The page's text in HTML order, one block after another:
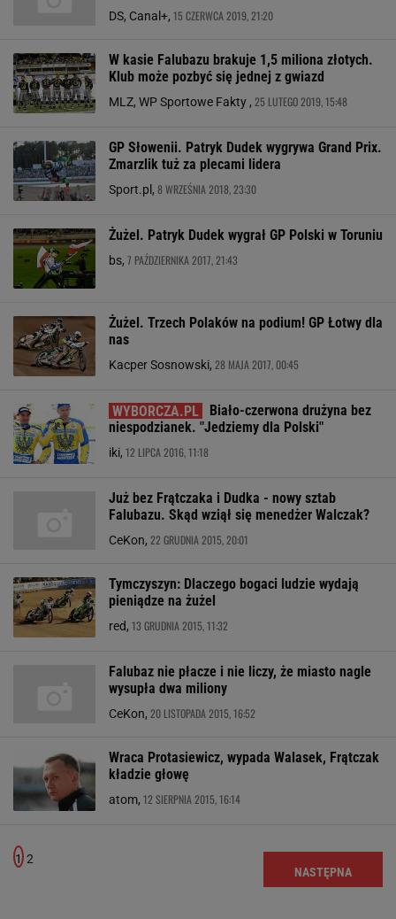
DS, Canal+, 15 CZERWCA 2019, 21:20
W kasie Falubazu brakuje 1,5 miliona złotych.
Klub może pozbyć się jednej z gwiazd
MLZ, WP Sportowe Fakty , 25 LUTEGO 2019, 15:48
GP Słowenii. Patryk Dudek wygrywa Grand Prix.
Zmarzlik tuż za plecami lidera
Sport.pl, 8 WRZEŚNIA 2018, 23:30
Żużel. Patryk Dudek wygrał GP Polski w Toruniu
bs, 7 PAŹDZIERNIKA 2017, 21:43
Żużel. Trzech Polaków na podium! GP Łotwy dla
nas
Kacper Sosnowski, 28 MAJA 2017, 00:45
Biało-czerwona drużyna bez
niespodzianek. "Jedziemy dla Polski"
iki, 12 LIPCA 2016, 11:18
Już bez Frątczaka i Dudka - nowy sztab
Falubazu. Skąd wziął się menedżer Walczak?
CeKon, 22 GRUDNIA 2015, 20:01
Tymczyszyn: Dlaczego bogaci ludzie wydają
pieniądze na żużel
red, 13 GRUDNIA 2015, 11:32
Falubaz nie płacze i nie liczy, że miasto nagle
wysupła dwa miliony
CeKon, 20 LISTOPADA 2015, 16:52
Wraca Protasiewicz, wypada Walasek, Frątczak
kładzie głowę
atom, 12 SIERPNIA 2015, 16:14
1 2
NASTĘPNA